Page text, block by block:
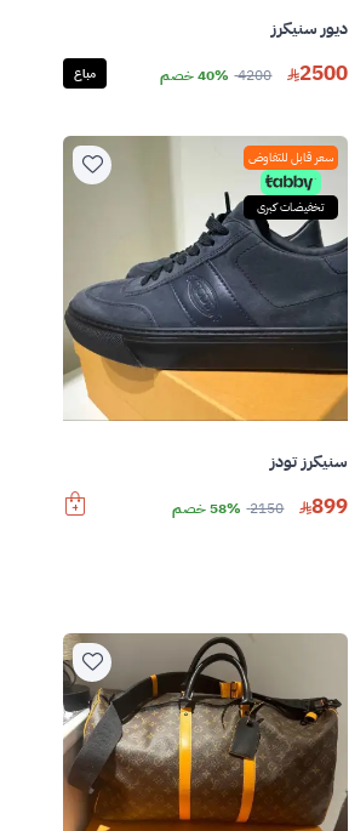
ديور سنيكرز
2500
4200 40% خصم مباع
سعر قابل للتفاوض
تخفيضات كبرى
سنيكرز تودز
899
2150 58% خصم